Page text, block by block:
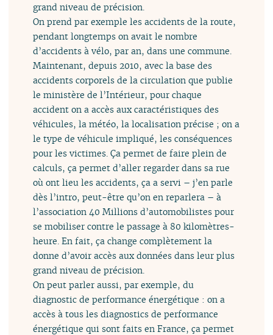
grand niveau de précision.
On prend par exemple les accidents de la route,
pendant longtemps on avait le nombre
d’accidents à vélo, par an, dans une commune.
Maintenant, depuis 2010, avec la base des
accidents corporels de la circulation que publie
le ministère de l’Intérieur, pour chaque
accident on a accès aux caractéristiques des
véhicules, la météo, la localisation précise ; on a
le type de véhicule impliqué, les conséquences
pour les victimes. Ça permet de faire plein de
calculs, ça permet d’aller regarder dans sa rue
où ont lieu les accidents, ça a servi – j’en parle
dès l’intro, peut-être qu’on en reparlera – à
l’association 40 Millions d’automobilistes pour
se mobiliser contre le passage à 80 kilomètres-
heure. En fait, ça change complètement la
donne d’avoir accès aux données dans leur plus
grand niveau de précision.
On peut parler aussi, par exemple, du
diagnostic de performance énergétique : on a
accès à tous les diagnostics de performance
énergétique qui sont faits en France, ça permet